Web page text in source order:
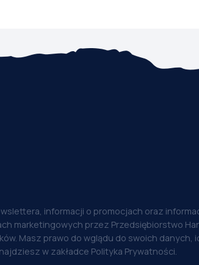
informacji o promocjach oraz
marketingowych przez Przedsiębiorstwo
Masz prawo do wglądu do swoich
w zakładce Polityka Prywatności.